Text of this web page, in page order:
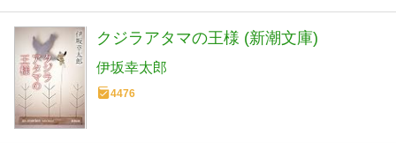
クジラアタマの王様 (新潮文庫)
伊坂幸太郎
4476